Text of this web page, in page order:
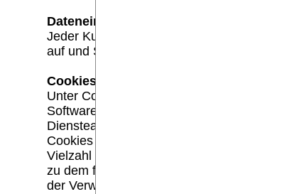
Dateneinsicht:
Jeder Kunde kann gemäß Art. 15 DSGVO
auf und Sie können einen Termin zur
Cookies:
Unter Cookies versteht man kleine
Software. sondern lediglich um eine
Diensteanbieter die Benutzung seiner
Cookies einzusetzen. Dies kann sich aber
Vielzahl von Websites benutzt. Durch sie
zu dem für ihn gespeicherten
der Verwendung von Cookies der Schutz